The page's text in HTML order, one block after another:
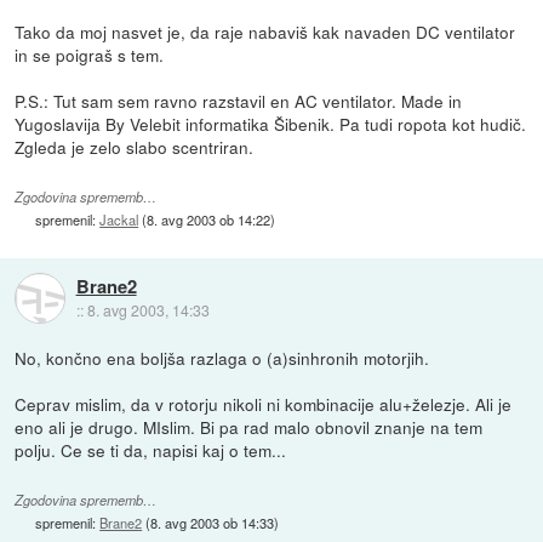
Tako da moj nasvet je, da raje nabaviš kak navaden DC ventilator
in se poigraš s tem.
P.S.: Tut sam sem ravno razstavil en AC ventilator. Made in
Yugoslavija By Velebit informatika Šibenik. Pa tudi ropota kot hudič.
Zgleda je zelo slabo scentriran.
Zgodovina sprememb…
spremenil:Jackal(8. avg 2003 ob 14:22)
Brane2
::8. avg 2003, 14:33
No, končno ena boljša razlaga o (a)sinhronih motorjih.
Ceprav mislim, da v rotorju nikoli ni kombinacije alu+železje. Ali je
eno ali je drugo. MIslim. Bi pa rad malo obnovil znanje na tem
polju. Ce se ti da, napisi kaj o tem...
Zgodovina sprememb…
spremenil: Brane2(8. avg 2003 ob 14:33)